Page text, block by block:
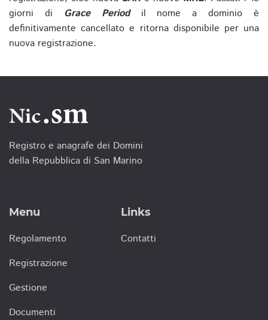
giorni di Grace Periodil nome a dominio è
definitivamente cancellato e ritorna disponibile per una
nuova registrazione.
Registro e anagrafe dei Domini
della Repubblica di San Marino
Menu
Regolamento
Registrazione
Gestione
Documenti
Links
Contatti